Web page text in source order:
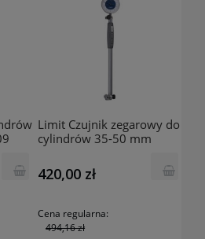
Limit Czujnik zegarowy do
cylindrów 35-50 mm
420,00 zł
Cena regularna:
494,16 zł